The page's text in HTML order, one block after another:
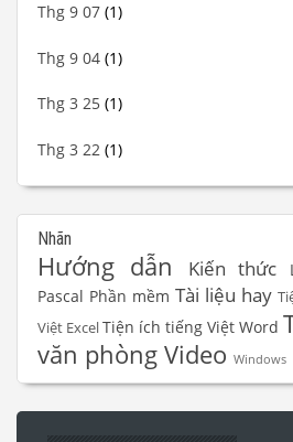
Thg 9 07 (1)
Thg 9 04 (1)
Thg 3 25 (1)
Thg 3 22 (1)
Nhãn
Hướng dẫn Kiến thức
Pascal Phần mềm Tài liệu hay
Việt ExcelTiện ích tiếng Việt Word
văn phòngVideo Windows